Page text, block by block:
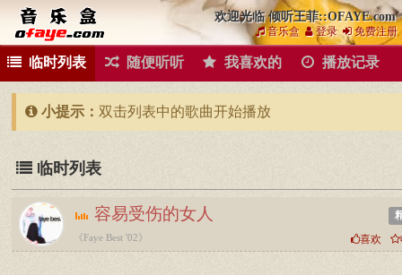
欢迎光临 倾听王菲::OFAYE.com
音乐盒 登录 免费注册
临时列表 随便听听 我喜欢的 播放记录
小提示： 双击列表中的歌曲开始播放
临时列表
喜欢
容易受伤的女人
《Faye Best '02》